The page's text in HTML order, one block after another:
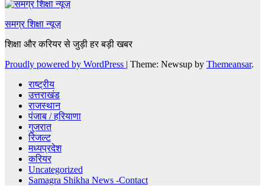
समग्र शिक्षा न्यूज़
शिक्षा और करियर से जुड़ी हर बड़ी खबर
Proudly powered by WordPress | Theme: Newsup by Themeansar.
राष्ट्रीय
उत्तराखंड
राजस्थान
पंजाब / हरियाणा
गुजरात
रिजल्ट
मध्यप्रदेश
करियर
Uncategorized
Samagra Shikha News -Contact